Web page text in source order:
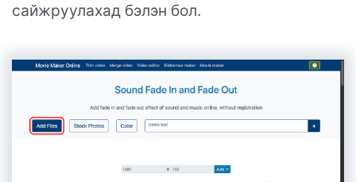
сайжруулахад бэлэн бол.